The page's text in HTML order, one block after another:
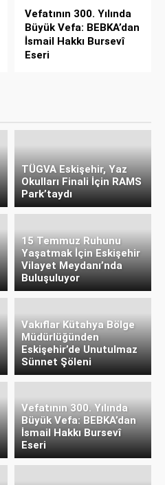
Vefatının 300. Yılında
Büyük Vefa: BEBKA’dan
İsmail Hakkı Bursevî
Eseri
TÜGVA Eskişehir, Yaz
Okulları Finali İçin RAMS
Park’taydı
15 Temmuz Ruhunu
Yaşatmak İçin Eskişehir
Vilayet Meydanı’nda
Buluşuluyor
Vakıflar Kütahya Bölge
Müdürlüğünden
Eskişehir’de Unutulmaz
Sünnet Şöleni
Vefatının 300. Yılında
Büyük Vefa: BEBKA’dan
İsmail Hakkı Bursevî
Eseri